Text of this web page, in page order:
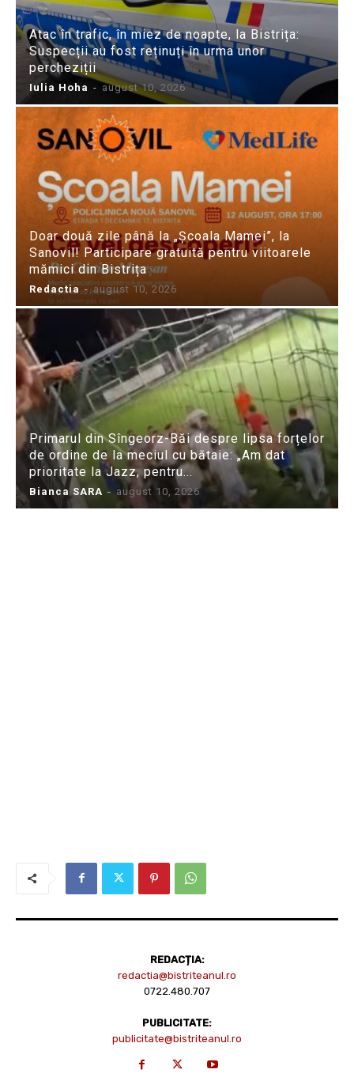
Atac în trafic, în miez de noapte, la Bistrița:
Suspecții au fost reținuți în urma unor
percheziții
Iulia Hoha - august 10, 2026
Doar două zile până la „Școala Mamei”, la
Sanovil! Participare gratuită pentru viitoarele
mămici din Bistrița
Redactia - august 10, 2026
Primarul din Sîngeorz-Băi despre lipsa forțelor
de ordine de la meciul cu bătaie: „Am dat
prioritate la Jazz, pentru...
Bianca SARA - august 10, 2026
REDACȚIA:
redactia@bistriteanul.ro
0722.480.707
PUBLICITATE:
publicitate@bistriteanul.ro